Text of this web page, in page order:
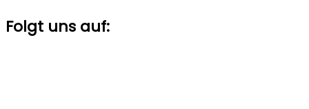
Folgt uns auf: